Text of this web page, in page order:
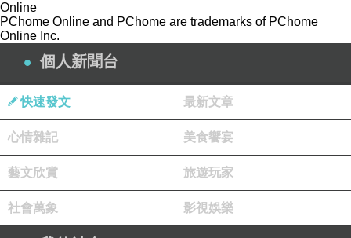
鑽石版
Online
PChome Online and PChome are trademarks of PChome
Online Inc.
個人新聞台
快速發文 最新文章
心情雜記 美食饗宴
藝文欣賞 旅遊玩家
社會萬象 影視娛樂